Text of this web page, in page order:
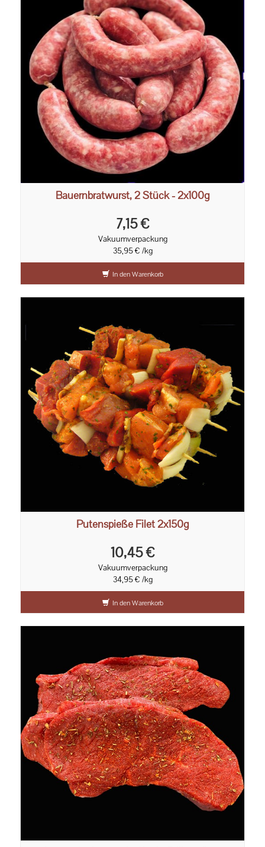
Bauernbratwurst, 2 Stück - 2x100g
7,15 €
Vakuumverpackung
35,95 € /kg
In den Warenkorb
Putenspieße Filet 2x150g
10,45 €
Vakuumverpackung
34,95 € /kg
In den Warenkorb